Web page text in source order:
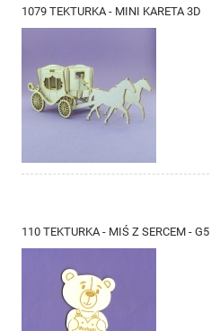
1079 TEKTURKA - MINI KARETA 3D
110 TEKTURKA - MIŚ Z SERCEM - G5